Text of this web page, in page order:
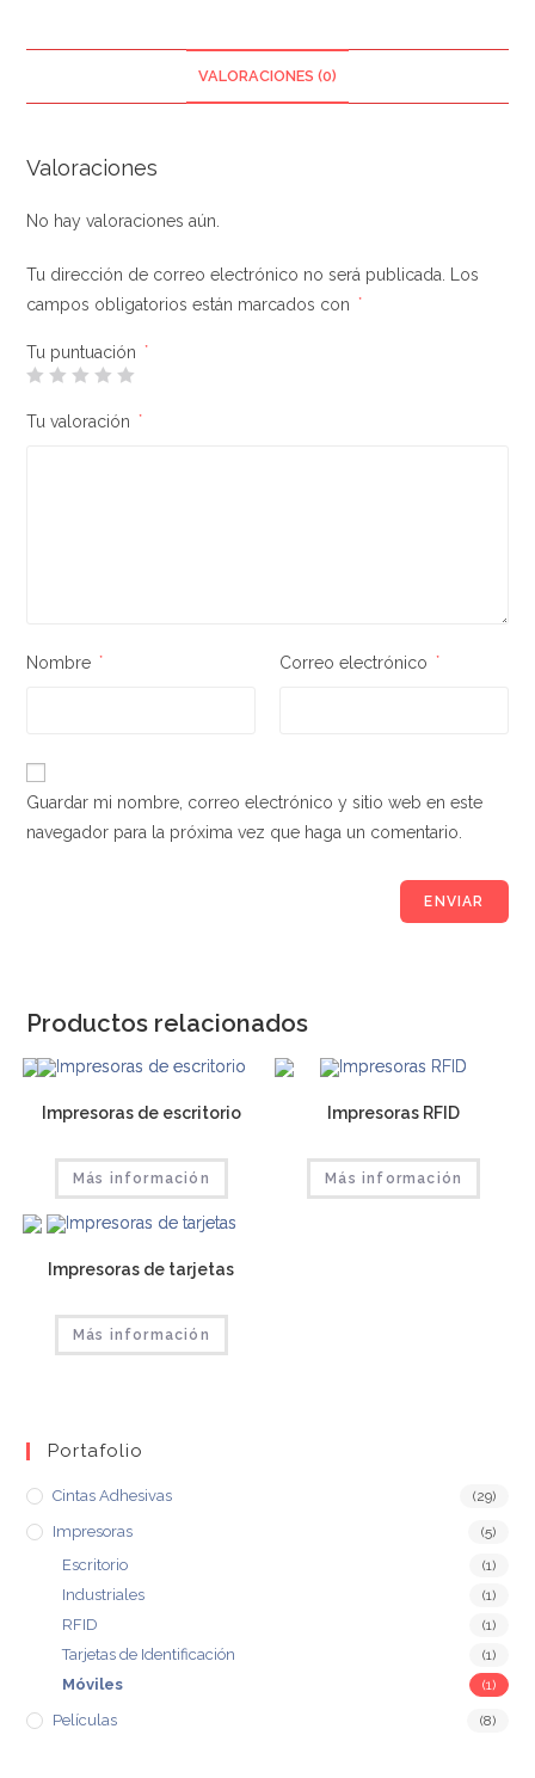
VALORACIONES (0)
Valoraciones
No hay valoraciones aún.
Tu dirección de correo electrónico no será publicada.
Los
campos obligatorios están marcados con
*
Tu puntuación *
Tu valoración *
Nombre * Correo electrónico *
Guardar mi nombre, correo electrónico y sitio web en este
navegador para la próxima vez que haga un comentario.
Productos relacionados
Impresoras de escritorio
Más información
Impresoras RFID
Más información
Impresoras de tarjetas
Más información
Portafolio
Cintas Adhesivas (29)
Impresoras (5)
Escritorio (1)
Industriales (1)
RFID (1)
Tarjetas de Identificación (1)
Móviles (1)
Películas (8)